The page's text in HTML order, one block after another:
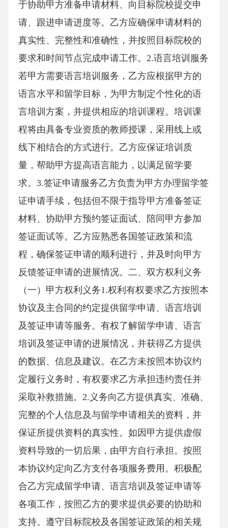
于协助甲方准备申请材料、向目标院校提交申
请、跟进申请进度等。乙方应确保申请材料的
真实性、完整性和准确性，并按照目标院校的
要求和时间节点完成申请工作。2.语言培训服务
若甲方需要语言培训服务，乙方应根据甲方的
语言水平和留学目标，为甲方制定个性化的语
言培训方案，并提供相应的培训课程。培训课
程将由具备专业资质的教师授课，采用线上或
线下相结合的方式进行。乙方应保证培训质
量，帮助甲方提高语言能力，以满足留学要
求。3.签证申请服务乙方负责为甲方办理留学签
证申请手续，包括但不限于指导甲方准备签证
材料、协助甲方预约签证面试、陪同甲方参加
签证面试等。乙方应熟悉各国签证政策和流
程，确保签证申请的顺利进行，并及时向甲方
反馈签证申请的进展情况。二、双方权利义务
（一）甲方权利义务1.权利有权要求乙方按照本
协议及主合同的约定提供留学申请、语言培训
及签证申请等服务。有权了解留学申请、语言
培训及签证申请的进展情况，并获得乙方提供
的数据、信息及建议。在乙方未按照本协议约
定履行义务时，有权要求乙方承担违约责任并
采取补救措施。2.义务向乙方提供真实、准确、
完整的个人信息及与留学申请相关的资料，并
保证所提供资料的真实性。如因甲方提供虚假
资料导致的一切后果，由甲方自行承担。按照
本协议约定向乙方支付各项服务费用。积极配
合乙方完成留学申请、语言培训及签证申请等
各项工作，按照乙方的要求提供必要的协助和
支持。遵守目标院校及各国签证政策的相关规